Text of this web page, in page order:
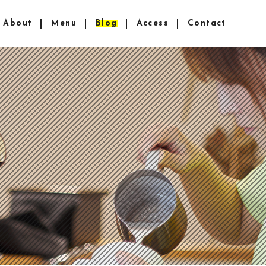
About Menu Blog Access Contact